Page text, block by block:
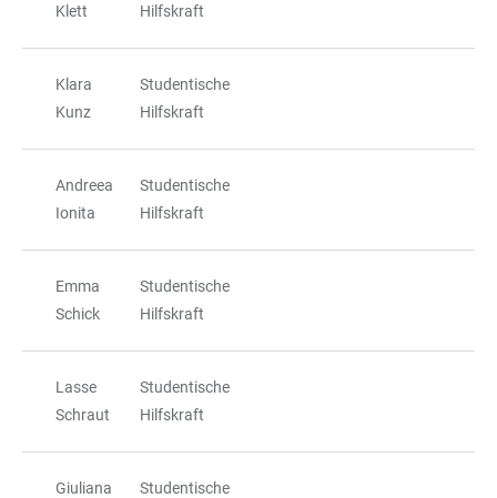
Klett
Hilfskraft
Klara
Kunz
Studentische
Hilfskraft
Andreea
Ionita
Studentische
Hilfskraft
Emma
Schick
Studentische
Hilfskraft
Lasse
Schraut
Studentische
Hilfskraft
Giuliana
Studentische